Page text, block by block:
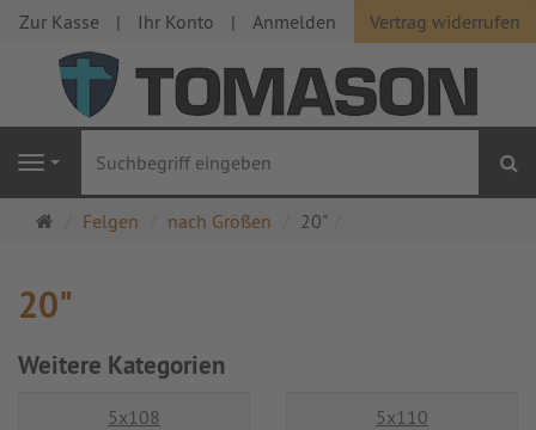
Vertrag widerrufen
Zur Kasse Ihr Konto Anmelden
Navigation
Startseite
Felgen nach Größen 20"
20"
Weitere Kategorien
5x108 5x110